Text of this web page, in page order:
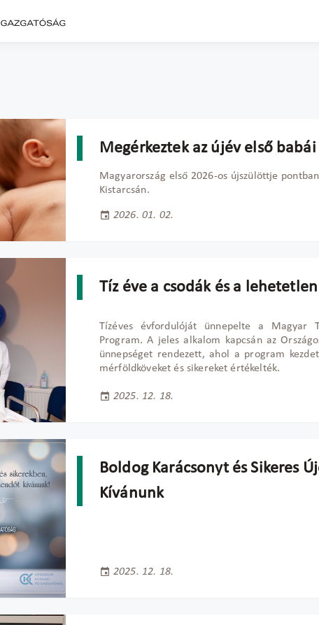
Megérkeztek az újév első babái
Magyarország első 2026-os újszülöttje
Kistarcsán.
2026. 01. 02.
Tíz éve a csodák és a
Tízéves évfordulóját ünnepelte a Magyar
Program. A jeles alkalom kapcsán az
ünnepséget rendezett, ahol a program
mérföldköveket és sikereket értékelték.
2025. 12. 18.
Boldog Karácsonyt és Sikeres
Kívánunk
2025. 12. 18.